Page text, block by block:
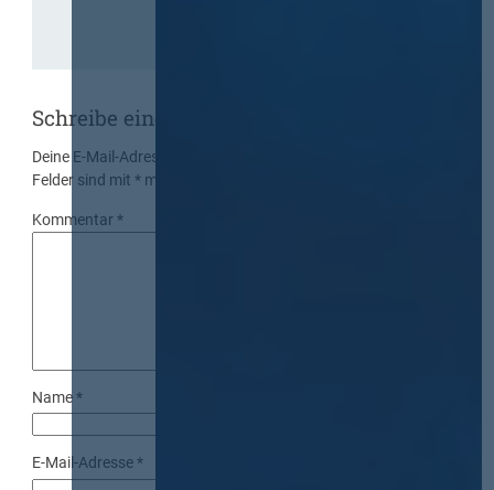
Schreibe einen Kommentar
Deine E-Mail-Adresse wird nicht veröffentlicht.
Felder sind mit* markiert
Kommentar*
Name*
E-Mail-Adresse*